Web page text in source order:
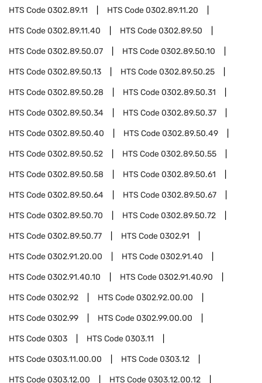
HTS Code0302.89.11 HTS Code0302.89.11.20
HTS Code0302.89.11.40 HTS Code0302.89.50
HTS Code0302.89.50.07 HTS Code0302.89.50.10
HTS Code0302.89.50.13 HTS Code0302.89.50.25
HTS Code0302.89.50.28 HTS Code0302.89.50.31
HTS Code0302.89.50.34 HTS Code0302.89.50.37
HTS Code0302.89.50.40 HTS Code0302.89.50.49
HTS Code0302.89.50.52 HTS Code0302.89.50.55
HTS Code0302.89.50.58 HTS Code0302.89.50.61
HTS Code0302.89.50.64 HTS Code0302.89.50.67
HTS Code0302.89.50.70 HTS Code0302.89.50.72
HTS Code0302.89.50.77 HTS Code0302.91
HTS Code0302.91.20.00 HTS Code0302.91.40
HTS Code0302.91.40.10 HTS Code0302.91.40.90
HTS Code0302.92 HTS Code0302.92.00.00
HTS Code0302.99 HTS Code0302.99.00.00
HTS Code0303 HTS Code0303.11
HTS Code0303.11.00.00 HTS Code0303.12
HTS Code0303.12.00 HTS Code0303.12.00.12